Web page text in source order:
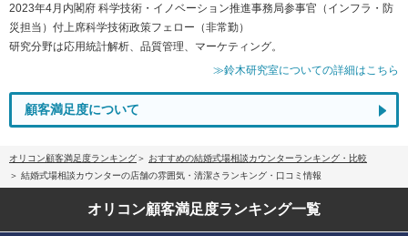
2023年4月内閣府 科学技術・イノベーション推進事務局参事官（インフラ・防
災担当）付上席科学技術政策フェロー（非常勤）
研究分野は応用統計解析、品質管理、マーケティング。
≫鈴木研究室についての詳細はこちら
顧客満足度について
オリコン顧客満足度ランキング
おすすめの結婚式場相談カウンターランキング・比較
結婚式場相談カウンターの店舗の雰囲気・清潔さランキング・口コミ情報
オリコン顧客満足度ランキング一覧